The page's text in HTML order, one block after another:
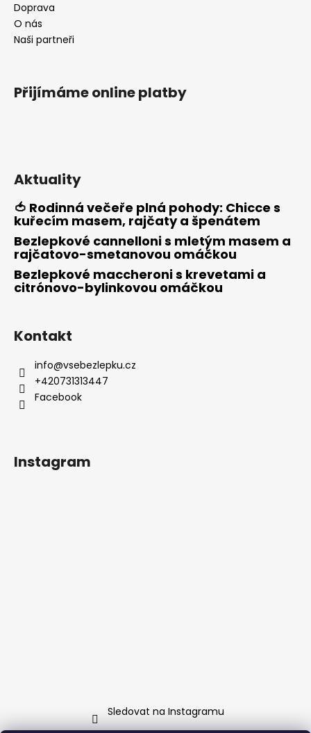
Doprava
O nás
Naši partneři
Přijímáme online platby
Aktuality
🍅 Rodinná večeře plná pohody: Chicce s
kuřecím masem, rajčaty a špenátem
Bezlepkové cannelloni s mletým masem a
rajčatovo-smetanovou omáčkou
Bezlepkové maccheroni s krevetami a
citrónovo-bylinkovou omáčkou
Kontakt
info@vsebezlepku.cz
+420731313447
Facebook
Instagram
Sledovat na Instagramu